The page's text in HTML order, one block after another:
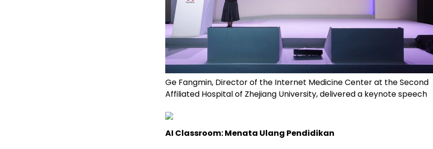
Ge Fangmin, Director of the Internet Medicine Center at the Second
Affiliated Hospital of Zhejiang University, delivered a keynote speech
AI Classroom: Menata Ulang Pendidikan